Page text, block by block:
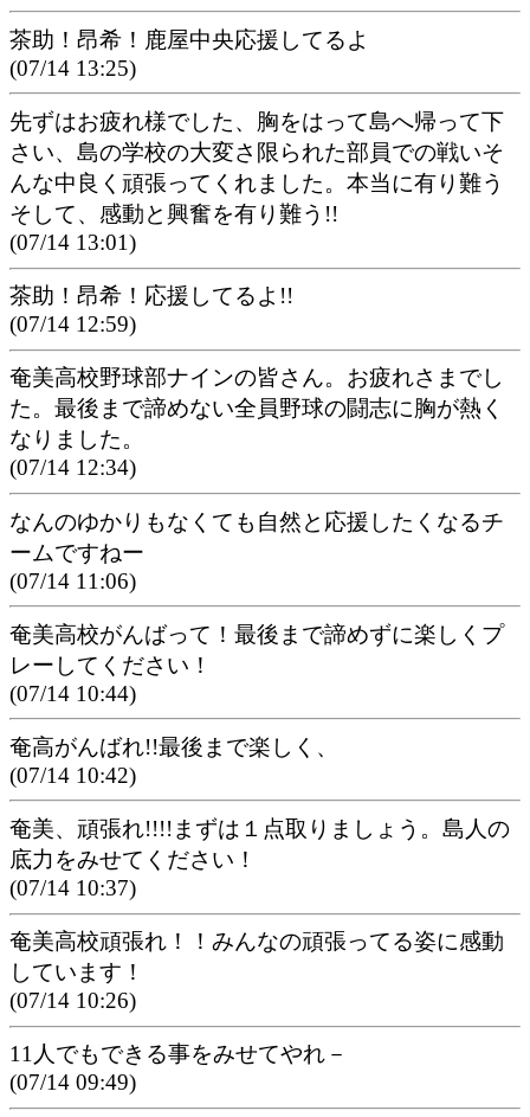
茶助！昂希！鹿屋中央応援してるよ
(07/14 13:25)
先ずはお疲れ様でした、胸をはって島へ帰って下
さい、島の学校の大変さ限られた部員での戦いそ
んな中良く頑張ってくれました。本当に有り難う
そして、感動と興奮を有り難う!!
(07/14 13:01)
茶助！昂希！応援してるよ!!
(07/14 12:59)
奄美高校野球部ナインの皆さん。お疲れさまでし
た。最後まで諦めない全員野球の闘志に胸が熱く
なりました。
(07/14 12:34)
なんのゆかりもなくても自然と応援したくなるチ
ームですねー
(07/14 11:06)
奄美高校がんばって！最後まで諦めずに楽しくプ
レーしてください！
(07/14 10:44)
奄高がんばれ!!最後まで楽しく、
(07/14 10:42)
奄美、頑張れ!!!!まずは１点取りましょう。島人の
底力をみせてください！
(07/14 10:37)
奄美高校頑張れ！！みんなの頑張ってる姿に感動
しています！
(07/14 10:26)
11人でもできる事をみせてやれ－
(07/14 09:49)